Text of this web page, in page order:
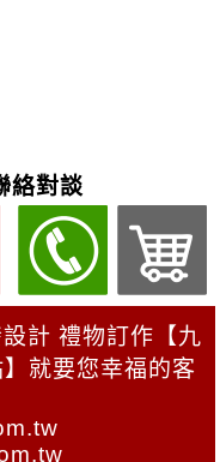
絡對談
計 禮物訂作【九
就要您幸福的客